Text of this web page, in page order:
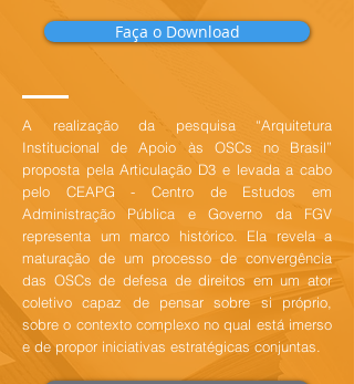
Faça o Download
A realização da pesquisa “Arquitetura
Institucional de Apoio às OSCs no Brasil”
proposta pela Articulação D3 e levada a cabo
pelo CEAPG - Centro de Estudos em
Administração Pública e Governo da FGV
representa um marco histórico. Ela revela a
maturação de um processo de convergência
das OSCs de defesa de direitos em um ator
coletivo capaz de pensar sobre si próprio,
sobre o contexto complexo no qual está imerso
e de propor iniciativas estratégicas conjuntas.